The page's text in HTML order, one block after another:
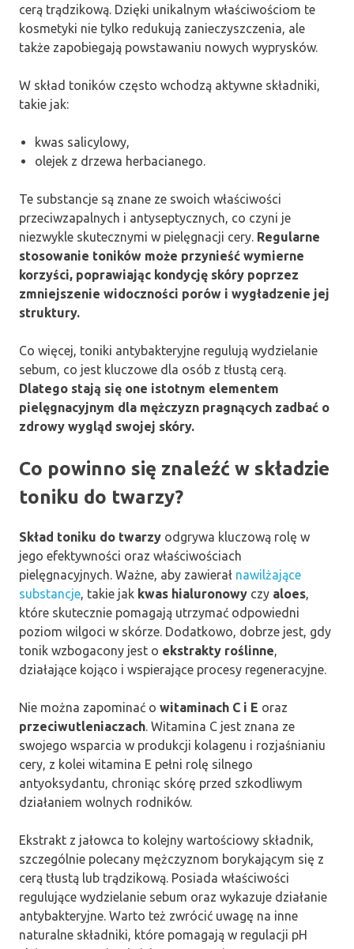
cerą trądzikową. Dzięki unikalnym właściwościom te
kosmetyki nie tylko redukują zanieczyszczenia, ale
także zapobiegają powstawaniu nowych wyprysków.
W skład toników często wchodzą aktywne składniki,
takie jak:
kwas salicylowy,
olejek z drzewa herbacianego.
Te substancje są znane ze swoich właściwości
przeciwzapalnych i antyseptycznych, co czyni je
niezwykle skutecznymi w pielęgnacji cery. Regularne
stosowanie toników może przynieść wymierne
korzyści, poprawiając kondycję skóry poprzez
zmniejszenie widoczności porów i wygładzenie jej
struktury.
Co więcej, toniki antybakteryjne regulują wydzielanie
sebum, co jest kluczowe dla osób z tłustą cerą.
Dlatego stają się one istotnym elementem
pielęgnacyjnym dla mężczyzn pragnących zadbać o
zdrowy wygląd swojej skóry.
Co powinno się znaleźć w składzie
toniku do twarzy?
Skład toniku do twarzy odgrywa kluczową rolę w
jego efektywności oraz właściwościach
pielęgnacyjnych. Ważne, aby zawierał nawilżające
substancje, takie jak kwas hialuronowy czy aloes,
które skutecznie pomagają utrzymać odpowiedni
poziom wilgoci w skórze. Dodatkowo, dobrze jest, gdy
tonik wzbogacony jest o ekstrakty roślinne,
działające kojąco i wspierające procesy regeneracyjne.
Nie można zapominać o witaminach C i E oraz
przeciwutleniaczach. Witamina C jest znana ze
swojego wsparcia w produkcji kolagenu i rozjaśnianiu
cery, z kolei witamina E pełni rolę silnego
antyoksydantu, chroniąc skórę przed szkodliwym
działaniem wolnych rodników.
Ekstrakt z jałowca to kolejny wartościowy składnik,
szczególnie polecany mężczyznom borykającym się z
cerą tłustą lub trądzikową. Posiada właściwości
regulujące wydzielanie sebum oraz wykazuje działanie
antybakteryjne. Warto też zwrócić uwagę na inne
naturalne składniki, które pomagają w regulacji pH